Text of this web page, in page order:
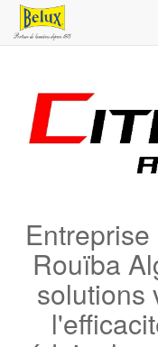
Rouïba
solutions